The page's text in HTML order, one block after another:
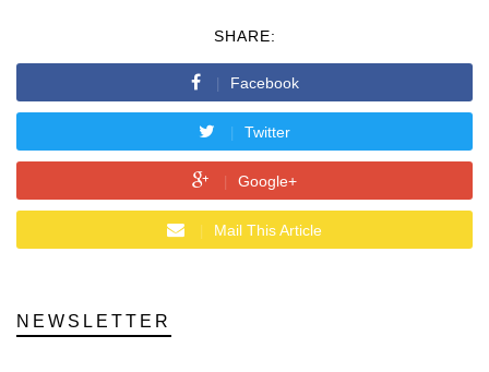
SHARE:
Facebook
Twitter
Google+
Mail This Article
NEWSLETTER